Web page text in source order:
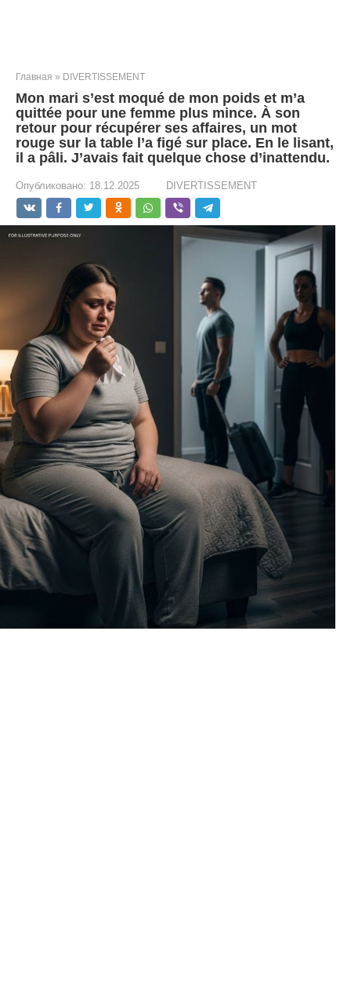
Главная » DIVERTISSEMENT
Mon mari s’est moqué de mon poids et m’a
quittée pour une femme plus mince. À son
retour pour récupérer ses affaires, un mot
rouge sur la table l’a figé sur place. En le lisant,
il a pâli. J’avais fait quelque chose d’inattendu.
Опубликовано: 18.12.2025 DIVERTISSEMENT